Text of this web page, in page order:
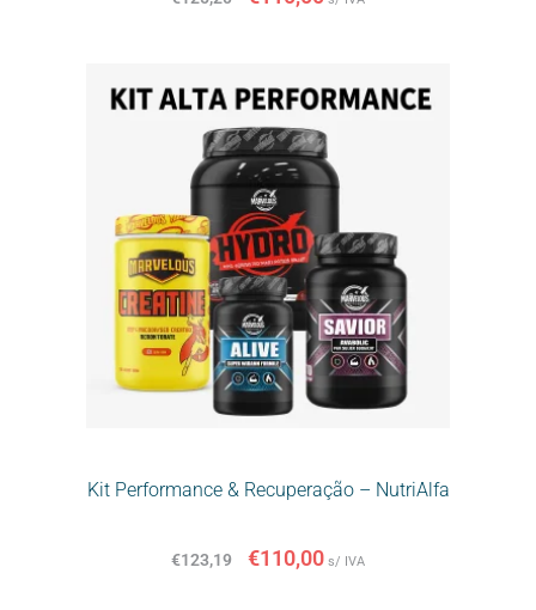
Kit Performance & Recuperação – NutriAlfa
€123,19 €110,00 s/ IVA